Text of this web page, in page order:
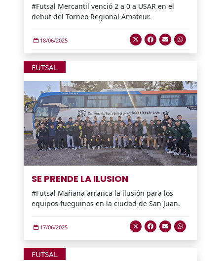
#Futsal Mercantil venció 2 a 0 a USAR en el
debut del Torneo Regional Amateur.
18/06/2025
FUTSAL
SE PRENDE LA ILUSION
#Futsal Mañana arranca la ilusión para los
equipos fueguinos en la ciudad de San Juan.
17/06/2025
FUTSAL